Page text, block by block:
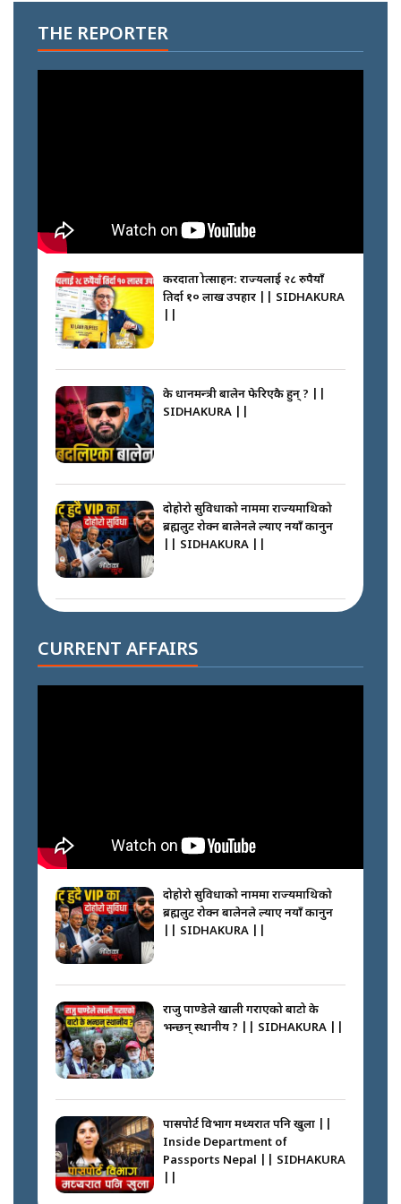
THE REPORTER
करदाता प्रोत्साहन: राज्यलाई २८ रुपैयाँ
तिर्दा १० लाख उपहार || SIDHAKURA
के प्रधानमन्त्री बालेन फेरिएकै हुन् ? ||
SIDHAKURA ||
दोहोरो सुविधाको नाममा राज्यमाथिको
ब्रह्मलुट रोक्न बालेनले ल्याए नयाँ कानुन
|| SIDHAKURA ||
आरोहीहरू | Record-breaking
climbers who set foot with
नभाँडिएको सद्भाव : कप्तानगञ्जबाट
सल्किएको आगो निभाउनेहरू ||
SIDHAKURA || THE REPORTER
||
बदलेका ‘निम्स दाई’ || SIDHAKURA
||
आगो निभाउने कि तेल थप्ने ? WHATS
HAPPENING IN MADHESH ? ||
CURRENT AFFAIRS
दोहोरो सुविधाको नाममा राज्यमाथिको
ब्रह्मलुट रोक्न बालेनले ल्याए नयाँ कानुन
|| SIDHAKURA ||
राजु पाण्डेले खाली गराएको बाटो के
भन्छन् स्थानीय ? || SIDHAKURA ||
पासपोर्ट विभाग मध्यरात पनि खुला ||
Inside Department of
Passports Nepal || SIDHAKURA